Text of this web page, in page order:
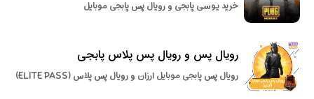
خرید یوسی پابجی و رویال پس پابجی موبایل
رویال پس و رویال پس پلاس پابجی
رویال پس پابجی موبایل ارزان و رویال پس پلاس (ELITE PASS)